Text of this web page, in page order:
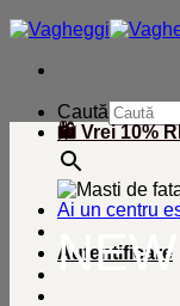
Caută
×
Ai un centru
Autentificare
🛍️ Vrei 10%